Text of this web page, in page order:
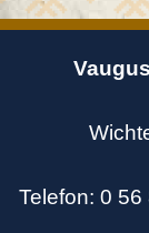
Telefon: 0